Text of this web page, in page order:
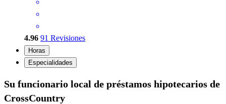
4.96 91 Revisiones
Horas
Especialidades
Su funcionario local de préstamos hipotecarios de
CrossCountry